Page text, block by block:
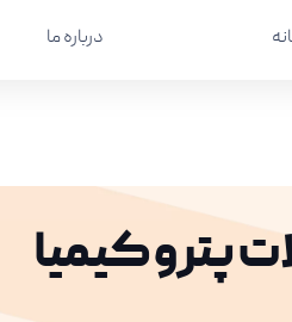
درباره ما
پترو کیمیا